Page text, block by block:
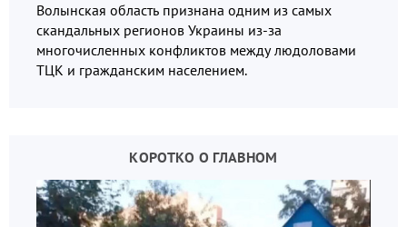
Волынская область признана одним из самых
скандальных регионов Украины из-за
многочисленных конфликтов между людоловами
ТЦК и гражданским населением.
КОРОТКО О ГЛАВНОМ